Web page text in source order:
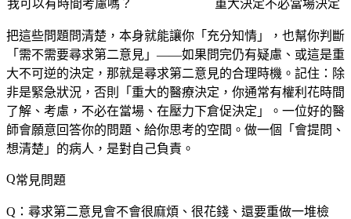
我可以有時間考慮嗎？ 重大決定不必當場決定
把這些問題問清楚，本身就能讓你「充分知情」，也幫你判斷
「需不需要尋求第二意見」——如果問完仍有疑慮、或這是重
大不可逆的決定，那就是尋求第二意見的合理時機。記住：除
非是緊急狀況，否則「重大的醫療決定，你通常有權利花時間
了解、考慮，不必在當場、在壓力下倉促決定」。一位好的醫
師會願意回答你的問題、給你思考的空間。做一個「會提問、
想清楚」的病人，是對自己負責。
常見問題
Q：尋求第二意見會不會很麻煩、很花錢、還要重做一堆檢